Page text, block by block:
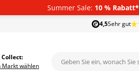
Summer Sale: 10 % Rabatt*
4,5Sehr gut
Markt wählen